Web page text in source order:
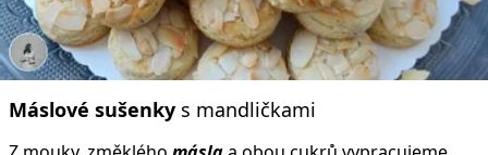
Máslové sušenky s mandličkami